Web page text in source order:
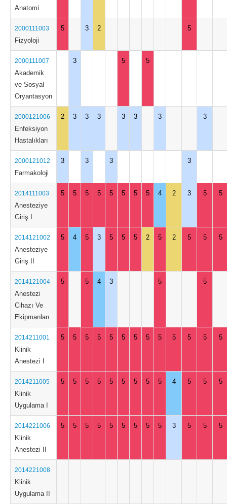
Anatomi
2000111003
Fizyoloji
5 3 2 5
2000111007
Akademik
ve Sosyal
Oryantasyon
3 5 5
2000121006
Enfeksiyon
Hastalıkları
2 3 3 3 3 3 3 3
2000121012
Farmakoloji
3 3 3 3
2014111003
Anesteziye
Giriş I
5 5 5 5 5 5 5 5 4 2 3 5 5
2014121002
Anesteziye
Giriş II
5 4 5 3 5 5 5 2 5 2 5 5 5
2014121004
Anestezi
Cihazı Ve
Ekipmanları
5 5 4 3 5 5
2014211001
Klinik
Anestezi I
5 5 5 5 5 5 5 5 5 5 5 5 5
2014211005
Klinik
Uygulama I
5 5 5 5 5 5 5 5 5 4 5 5 5
2014221006
Klinik
Anestezi II
5 5 5 5 5 5 5 5 5 3 5 5 5
2014221008
Klinik
Uygulama II